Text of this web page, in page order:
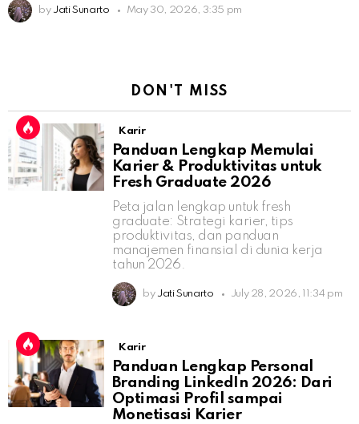
by Jati Sunarto May 30, 2026, 3:35 pm
DON'T MISS
Karir
Panduan Lengkap Memulai
Karier & Produktivitas untuk
Fresh Graduate 2026
Peta jalan lengkap untuk fresh
graduate: Strategi karier, tips
produktivitas, dan panduan
manajemen finansial di dunia kerja
tahun 2026.
by Jati Sunarto July 28, 2026, 11:34 pm
Karir
Panduan Lengkap Personal
Branding LinkedIn 2026: Dari
Optimasi Profil sampai
Monetisasi Karier